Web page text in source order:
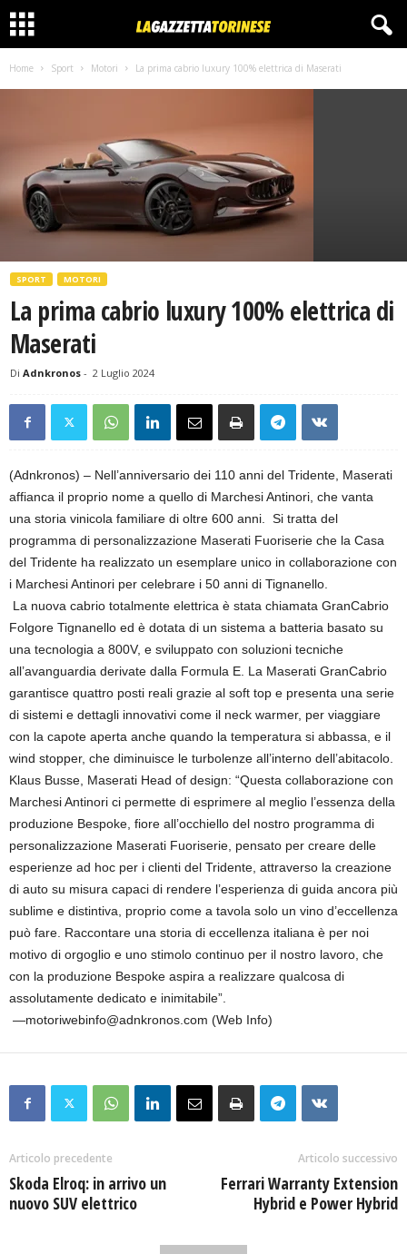
Home Sport Motori La prima cabrio luxury 100% elettrica di Maserati
SPORT MOTORI
La prima cabrio luxury 100% elettrica di
Maserati
Di Adnkronos - 2 Luglio 2024
(Adnkronos) – Nell’anniversario dei 110 anni del Tridente, Maserati
affianca il proprio nome a quello di Marchesi Antinori, che vanta
una storia vinicola familiare di oltre 600 anni. Si tratta del
programma di personalizzazione Maserati Fuoriserie che la Casa
del Tridente ha realizzato un esemplare unico in collaborazione con
i Marchesi Antinori per celebrare i 50 anni di Tignanello.
La nuova cabrio totalmente elettrica è stata chiamata GranCabrio
Folgore Tignanello ed è dotata di un sistema a batteria basato su
una tecnologia a 800V, e sviluppato con soluzioni tecniche
all’avanguardia derivate dalla Formula E. La Maserati GranCabrio
garantisce quattro posti reali grazie al soft top e presenta una serie
di sistemi e dettagli innovativi come il neck warmer, per viaggiare
con la capote aperta anche quando la temperatura si abbassa, e il
wind stopper, che diminuisce le turbolenze all’interno dell’abitacolo.
Klaus Busse, Maserati Head of design: “Questa collaborazione con
Marchesi Antinori ci permette di esprimere al meglio l’essenza della
produzione Bespoke, fiore all’occhiello del nostro programma di
personalizzazione Maserati Fuoriserie, pensato per creare delle
esperienze ad hoc per i clienti del Tridente, attraverso la creazione
di auto su misura capaci di rendere l’esperienza di guida ancora più
sublime e distintiva, proprio come a tavola solo un vino d’eccellenza
può fare. Raccontare una storia di eccellenza italiana è per noi
motivo di orgoglio e uno stimolo continuo per il nostro lavoro, che
con la produzione Bespoke aspira a realizzare qualcosa di
assolutamente dedicato e inimitabile”.
—motoriwebinfo@adnkronos.com (Web Info)
Articolo precedente
Skoda Elroq: in arrivo un
nuovo SUV elettrico
Articolo successivo
Ferrari Warranty Extension
Hybrid e Power Hybrid